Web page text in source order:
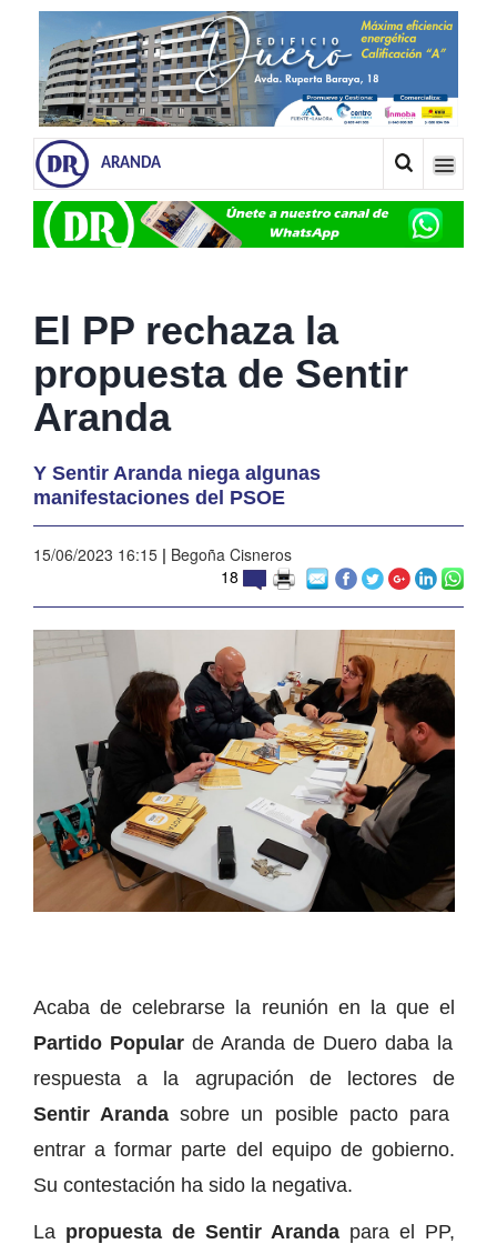
ARANDA
El PP rechaza la
propuesta de Sentir
Aranda
Y Sentir Aranda niega algunas
manifestaciones del PSOE
15/06/2023 16:15 | Begoña Cisneros
18
Acaba de celebrarse la reunión en la que el
Partido Popular de Aranda de Duero daba la
respuesta a la agrupación de lectores de
Sentir Arandasobre un posible pacto para
entrar a formar parte del equipo de gobierno.
Su contestación ha sido la negativa.
La propuesta de Sentir Aranda para el PP,